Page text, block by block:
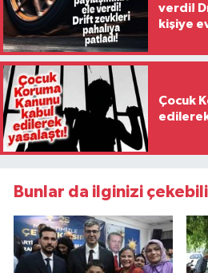
verdi!
kişiye
Çocuk
Bunlar da ilginizi